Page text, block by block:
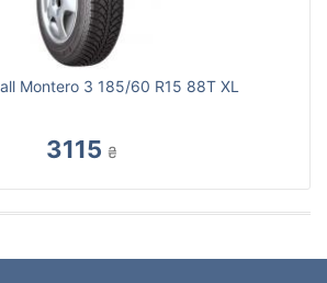
Montero 3 185/60 R15 88T XL
3115 ₴